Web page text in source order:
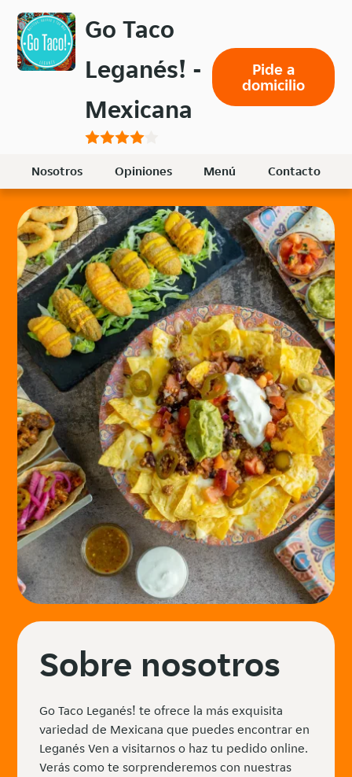
Volver
menú
principal
Go Taco
Leganés! -
Mexicana
Pide a
domicilio
Nosotros Opiniones Menú Contacto
Sobre nosotros
Go Taco Leganés! te ofrece la más exquisita
variedad de Mexicana que puedes encontrar en
Leganés Ven a visitarnos o haz tu pedido online.
Verás como te sorprenderemos con nuestras